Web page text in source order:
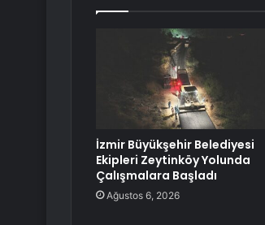
İzmir Büyükşehir Belediyesi
Ekipleri Zeytinköy Yolunda
Çalışmalara Başladı
Ağustos 6, 2026